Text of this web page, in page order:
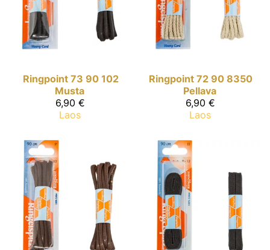
Ringpoint 73 90 102
Musta
6,90 €
Laos
Ringpoint 72 90 8350
Pellava
6,90 €
Laos